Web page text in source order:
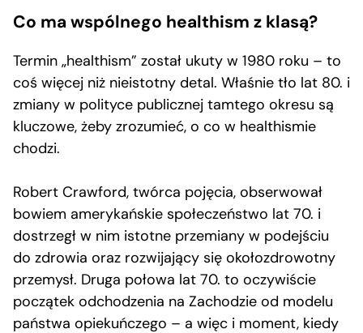
Co ma wspólnego healthism z klasą?
Termin „healthism” został ukuty w 1980 roku – to
coś więcej niż nieistotny detal. Właśnie tło lat 80. i
zmiany w polityce publicznej tamtego okresu są
kluczowe, żeby zrozumieć, o co w healthismie
chodzi.
Robert Crawford, twórca pojęcia, obserwował
bowiem amerykańskie społeczeństwo lat 70. i
dostrzegł w nim istotne przemiany w podejściu
do zdrowia oraz rozwijający się okołozdrowotny
przemysł. Druga połowa lat 70. to oczywiście
początek odchodzenia na Zachodzie od modelu
państwa opiekuńczego – a więc i moment, kiedy